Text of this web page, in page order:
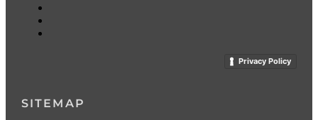
Privacy Policy
SITEMAP